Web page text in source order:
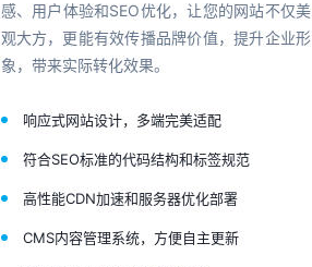
感、用户体验和SEO优化，让您的网站不仅美
观大方，更能有效传播品牌价值，提升企业形
象，带来实际转化效果。
响应式网站设计，多端完美适配
符合SEO标准的代码结构和标签规范
高性能CDN加速和服务器优化部署
CMS内容管理系统，方便自主更新